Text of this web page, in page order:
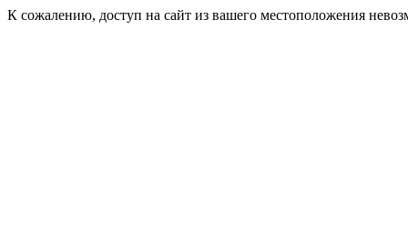
К сожалению, доступ на сайт из вашего местоположения